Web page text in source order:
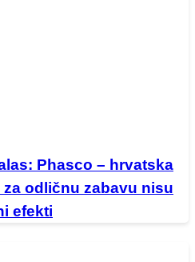
Phasco – hrvatska
odličnu zabavu nisu
efekti